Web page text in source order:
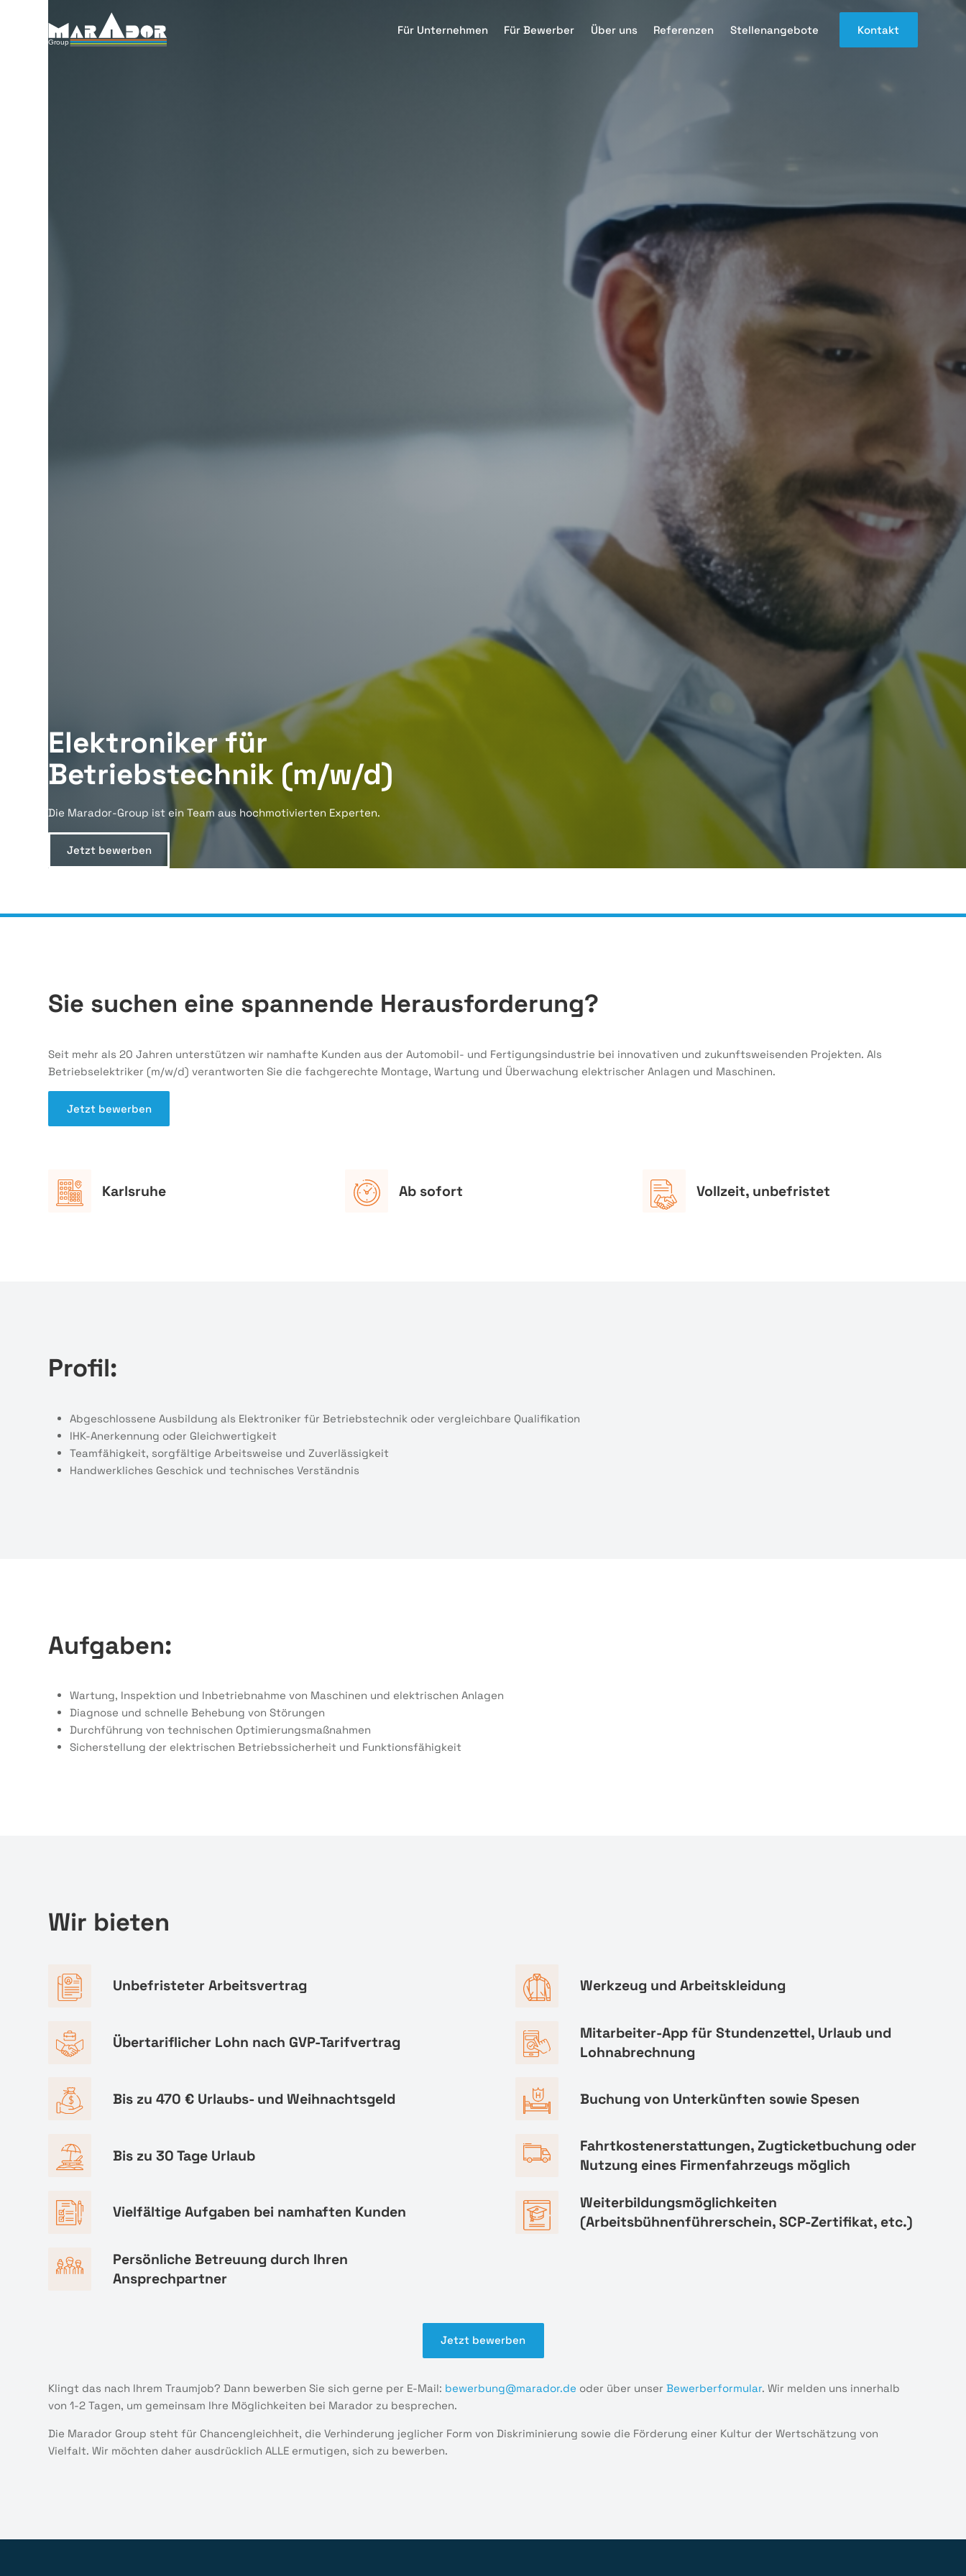
Für Unternehmen Für Bewerber Über uns Referenzen Stellenangebote Kontakt
Elektroniker für
Betriebstechnik (m/w/d)
Die Marador-Group ist ein Team aus hochmotivierten Experten.
Jetzt bewerben
Sie suchen eine spannende Herausforderung?
Seit mehr als 20 Jahren unterstützen wir namhafte Kunden aus der Automobil- und Fertigungsindustrie bei innovativen und zukunftsweisenden Projekten. Als
Betriebselektriker (m/w/d) verantworten Sie die fachgerechte Montage, Wartung und Überwachung elektrischer Anlagen und Maschinen.
Jetzt bewerben
Karlsruhe Ab sofort Vollzeit, unbefristet
Profil:
Abgeschlossene Ausbildung als Elektroniker für Betriebstechnik oder vergleichbare Qualifikation
IHK-Anerkennung oder Gleichwertigkeit
Teamfähigkeit, sorgfältige Arbeitsweise und Zuverlässigkeit
Handwerkliches Geschick und technisches Verständnis
Aufgaben:
Wartung, Inspektion und Inbetriebnahme von Maschinen und elektrischen Anlagen
Diagnose und schnelle Behebung von Störungen
Durchführung von technischen Optimierungsmaßnahmen
Sicherstellung der elektrischen Betriebssicherheit und Funktionsfähigkeit
Wir bieten
Unbefristeter Arbeitsvertrag
Übertariflicher Lohn nach GVP-Tarifvertrag
Bis zu 470 € Urlaubs- und Weihnachtsgeld
Bis zu 30 Tage Urlaub
Vielfältige Aufgaben bei namhaften Kunden
Persönliche Betreuung durch Ihren
Ansprechpartner
Werkzeug und Arbeitskleidung
Mitarbeiter-App für Stundenzettel, Urlaub und
Lohnabrechnung
Buchung von Unterkünften sowie Spesen
Fahrtkostenerstattungen, Zugticketbuchung oder
Nutzung eines Firmenfahrzeugs möglich
Weiterbildungsmöglichkeiten
(Arbeitsbühnenführerschein, SCP-Zertifikat, etc.)
Jetzt bewerben
Klingt das nach Ihrem Traumjob? Dann bewerben Sie sich gerne per E-Mail: bewerbung@marador.de oder über unserBewerberformular. Wir melden uns innerhalb
von 1-2 Tagen, um gemeinsam Ihre Möglichkeiten bei Marador zu besprechen.
Die Marador Group steht für Chancengleichheit, die Verhinderung jeglicher Form von Diskriminierung sowie die Förderung einer Kultur der Wertschätzung von
Vielfalt. Wir möchten daher ausdrücklich ALLE ermutigen, sich zu bewerben.